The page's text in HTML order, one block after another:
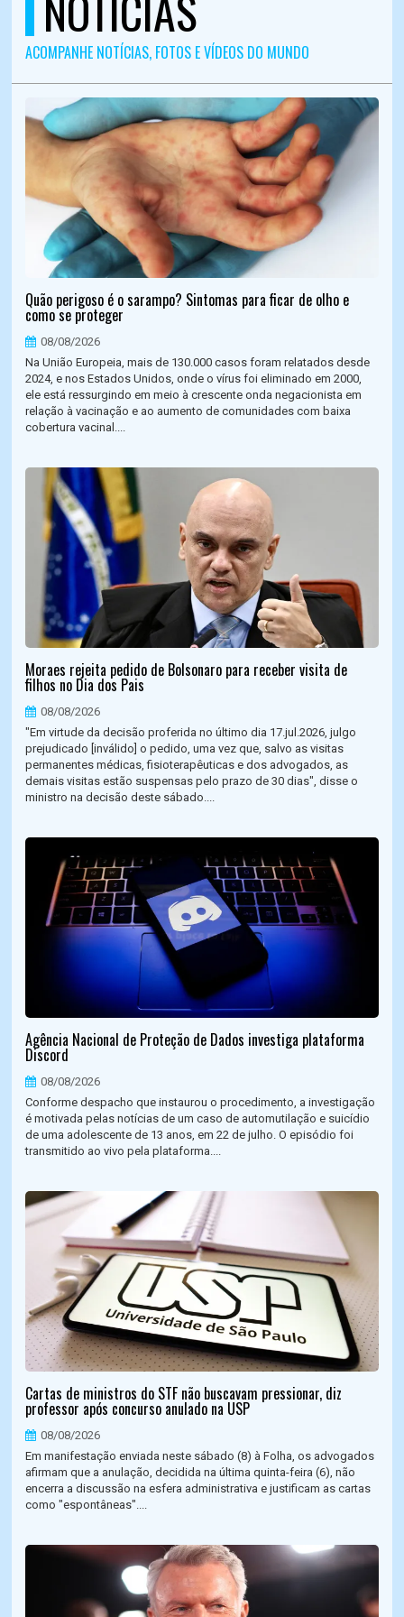
ACOMPANHE NOTÍCIAS, FOTOS E VÍDEOS DO MUNDO
Quão perigoso é o sarampo? Sintomas para ficar de olho e
como se proteger
08/08/2026
Na União Europeia, mais de 130.000 casos foram relatados desde
2024, e nos Estados Unidos, onde o vírus foi eliminado em 2000,
ele está ressurgindo em meio à crescente onda negacionista em
relação à vacinação e ao aumento de comunidades com baixa
cobertura vacinal....
Moraes rejeita pedido de Bolsonaro para receber visita de
filhos no Dia dos Pais
08/08/2026
"Em virtude da decisão proferida no último dia 17.jul.2026, julgo
prejudicado [inválido] o pedido, uma vez que, salvo as visitas
permanentes médicas, fisioterapêuticas e dos advogados, as
demais visitas estão suspensas pelo prazo de 30 dias", disse o
ministro na decisão deste sábado....
Agência Nacional de Proteção de Dados investiga plataforma
Discord
08/08/2026
Conforme despacho que instaurou o procedimento, a investigação
é motivada pelas notícias de um caso de automutilação e suicídio
de uma adolescente de 13 anos, em 22 de julho. O episódio foi
transmitido ao vivo pela plataforma....
Cartas de ministros do STF não buscavam pressionar, diz
professor após concurso anulado na USP
08/08/2026
Em manifestação enviada neste sábado (8) à Folha, os advogados
afirmam que a anulação, decidida na última quinta-feira (6), não
encerra a discussão na esfera administrativa e justificam as cartas
como "espontâneas"....